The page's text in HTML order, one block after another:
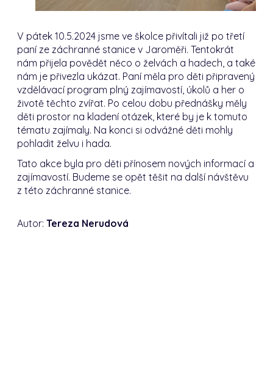
V pátek 10.5.2024 jsme ve školce přivítali již po třetí
paní ze záchranné stanice v Jaroměři. Tentokrát
nám přijela povědět něco o želvách a hadech, a také
nám je přivezla ukázat. Paní měla pro děti připravený
vzdělávací program plný zajímavostí, úkolů a her o
životě těchto zvířat. Po celou dobu přednášky měly
děti prostor na kladení otázek, které by je k tomuto
tématu zajímaly. Na konci si odvážné děti mohly
pohladit želvu i hada.
Tato akce byla pro děti přínosem nových informací a
zajímavostí. Budeme se opět těšit na další návštěvu
z této záchranné stanice.
Autor:Tereza Nerudová